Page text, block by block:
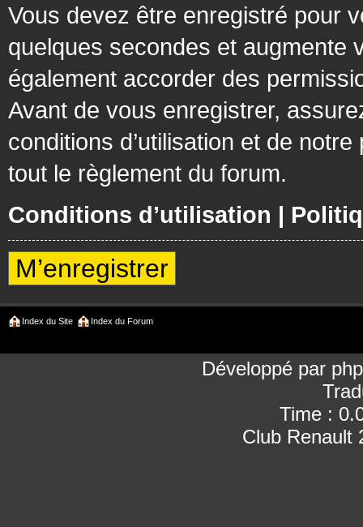
Vous devez être enregistré pour
quelques secondes et augmente
également accorder des
Avant de vous enregistrer,
conditions d’utilisation et de
tout le règlement du forum.
Conditions d’utilisation |
M’enregistrer
Index du Site Index du Forum
Développé par
Time :
Club Renault